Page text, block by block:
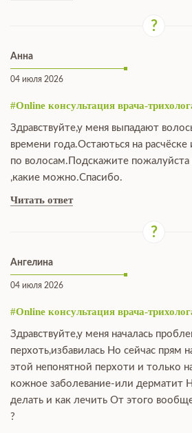
Анна
04 июля 2026
#Online консультация врача-
Здравствуйте,у меня выпадают
времени года.Остаються на
по волосам.Подскажите
,какие можно.Спасибо.
Читать ответ
Ангелина
04 июля 2026
#Online консультация врача-
Здравствуйте,у меня началась
перхоть,избавилась Но сейчас прям
этой непонятной перхоти и только
кожное заболевание-или дерматит
делать и как лечить От этого
?